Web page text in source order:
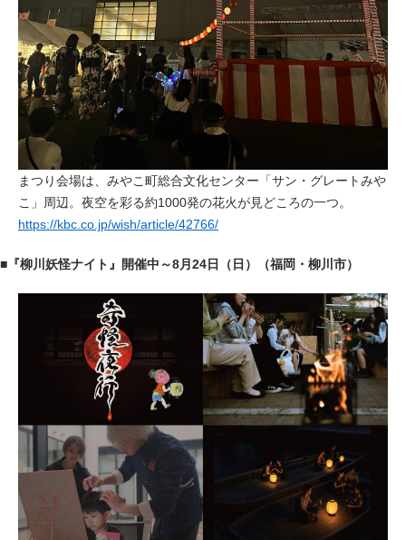
まつり会場は、みやこ町総合文化センター「サン・グレートみや
こ」周辺。 夜空を彩る約1000発の花火が見どころの一つ。
https://kbc.co.jp/wish/article/42766/
■『柳川妖怪ナイト』開催中～8月24日（日）（福岡・柳川市）